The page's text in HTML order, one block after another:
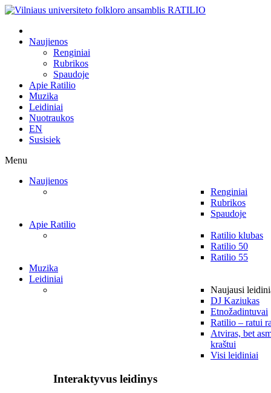
Naujienos
Renginiai
Rubrikos
Spaudoje
Apie Ratilio
Muzika
Leidiniai
Nuotraukos
EN
Susisiek
Menu
Naujienos
Renginiai
Rubrikos
Spaudoje
Apie Ratilio
Ratilio klubas
Ratilio 50
Ratilio 55
Muzika
Leidiniai
Naujausi
DJ Kaziukas
Etnožadintuvai
Ratilio – ratui
Atviras, bet
kraštui
Visi leidiniai
Interaktyvus leidinys